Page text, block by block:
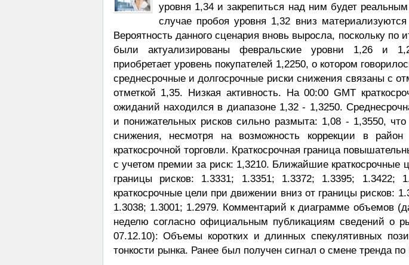
уровня 1,34 и закрепиться над ним будет
случае пробоя уровня 1,32 вниз
Вероятность данного сценария вновь выросла, поскольку по
были актуализированы февральские уровни 1,26 и
приобретает уровень покупателей 1,2250, о котором
среднесрочные и долгосрочные риски снижения связаны с
отметкой 1,35. Низкая активность. На 00:00 GMT
ожиданий находился в диапазоне 1,32 - 1,3250.
и понижательных рисков сильно размыта: 1,08 - 1,3550, что
снижения, несмотря на возможность коррекции в
краткосрочной торговли. Краткосрочная граница
с учетом премии за риск: 1,3210. Ближайшие краткосрочные
границы рисков: 1.3331; 1.3351; 1.3372; 1.3395; 1.3422;
краткосрочные цели при движении вниз от границы рисков:
1.3038; 1.3001; 1.2979. Комментарий к диаграмме объемов
неделю согласно официальным публикациям сведений о
07.12.10): Объемы коротких и длинных спекулятивных
тонкости рынка. Ранее был получен сигнал о смене тренда по